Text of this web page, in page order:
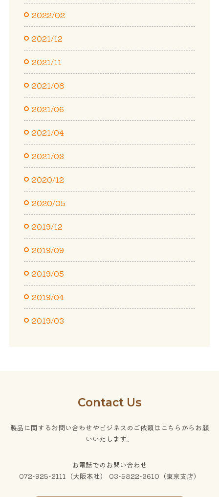
2022/02
2021/12
2021/11
2021/08
2021/06
2021/04
2021/03
2020/12
2020/05
2019/12
2019/09
2019/05
2019/04
2019/03
Contact Us
製品に関するお問い合わせやビジネスのご依頼はこちらからお願
いいたします。
お電話でのお問い合わせ
072-925-2111（大阪本社） 03-5822-3610（東京支店）